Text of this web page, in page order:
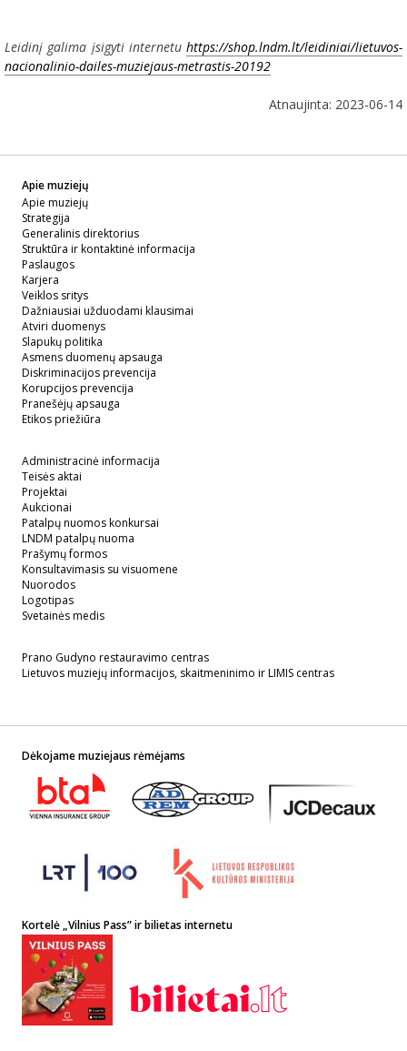
Leidinį galima įsigyti internetu https://shop.lndm.lt/leidiniai/lietuvos-
nacionalinio-dailes-muziejaus-metrastis-20192
Atnaujinta: 2023-06-14
Apie muziejų
Apie muziejų
Strategija
Generalinis direktorius
Struktūra ir kontaktinė informacija
Paslaugos
Karjera
Veiklos sritys
Dažniausiai užduodami klausimai
Atviri duomenys
Slapukų politika
Asmens duomenų apsauga
Diskriminacijos prevencija
Korupcijos prevencija
Pranešėjų apsauga
Etikos priežiūra
Administracinė informacija
Teisės aktai
Projektai
Aukcionai
Patalpų nuomos konkursai
LNDM patalpų nuoma
Prašymų formos
Konsultavimasis su visuomene
Nuorodos
Logotipas
Svetainės medis
Prano Gudyno restauravimo centras
Lietuvos muziejų informacijos, skaitmeninimo ir LIMIS centras
Dėkojame muziejaus rėmėjams
Kortelė „Vilnius Pass” ir bilietas internetu